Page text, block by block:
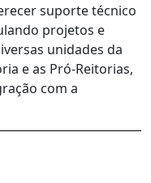
suporte técnico
projetos e
unidades da
e as Pró-Reitorias,
com a